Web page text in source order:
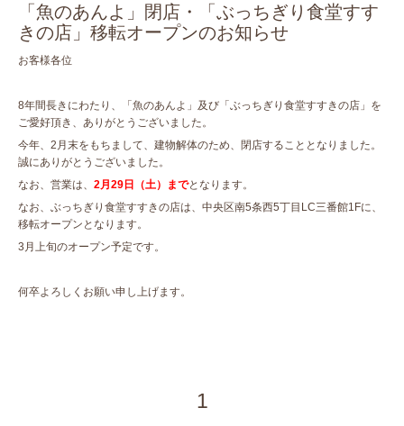
「魚のあんよ」閉店・「ぶっちぎり食堂すす
きの店」移転オープンのお知らせ
お客様各位
8年間長きにわたり、「魚のあんよ」及び「ぶっちぎり食堂すすきの店」を
ご愛好頂き、ありがとうございました。
今年、2月末をもちまして、建物解体のため、閉店することとなりました。
誠にありがとうございました。
なお、営業は、 2月29日（土）までとなります。
なお、ぶっちぎり食堂すすきの店は、中央区南5条西5丁目LC三番館1Fに、
移転オープンとなります。
3月上旬のオープン予定です。
何卒よろしくお願い申し上げます。
1